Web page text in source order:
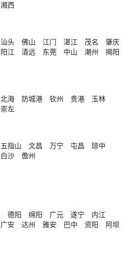
湘西
汕头 佛山 江门 湛江 茂名
肇庆
阳江 清远 东莞 中山 潮州
揭阳
北海 防城港 钦州 贵港
玉林
崇左
五指山 文昌 万宁 屯昌
琼中
白沙 儋州
德阳 绵阳 广元 遂宁
内江
广安 达州 雅安 巴中 资阳
阿坝